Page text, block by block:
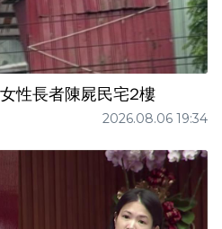
性長者陳屍民宅2樓
2026.08.06 19:34